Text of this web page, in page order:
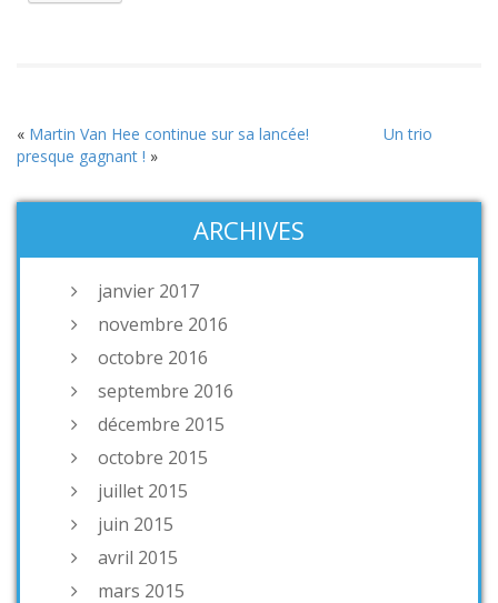
« Martin Van Hee continue sur sa lancée!
Un trio
presque gagnant ! »
ARCHIVES
janvier 2017
novembre 2016
octobre 2016
septembre 2016
décembre 2015
octobre 2015
juillet 2015
juin 2015
avril 2015
mars 2015